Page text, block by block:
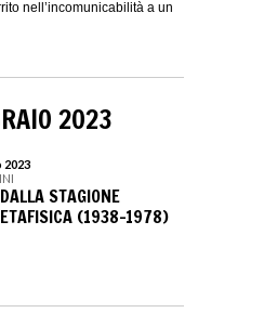
nell’incomunicabilità a un
2023
2023
STAGIONE
(1938-1978)